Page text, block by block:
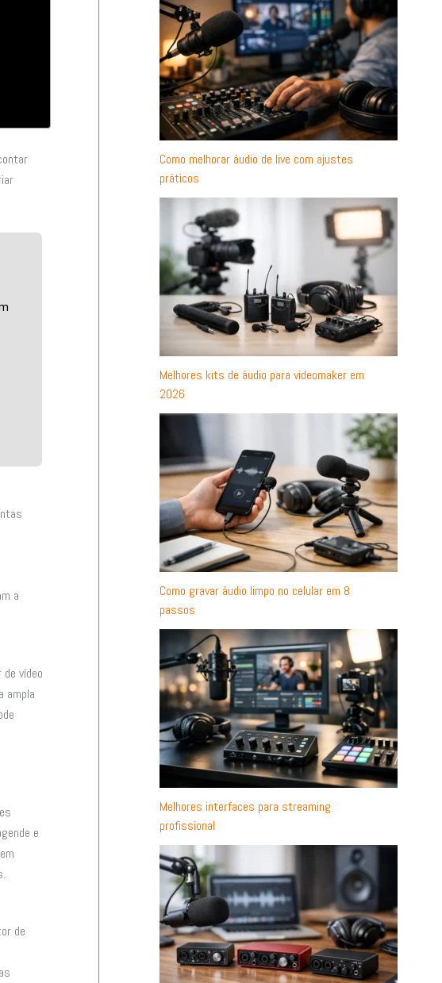
a
vídeo
ampla
e
de
Como melhorar áudio de live com ajustes
práticos
Melhores kits de áudio para videomaker em
2026
Como gravar áudio limpo no celular em 8
passos
Melhores interfaces para streaming
profissional